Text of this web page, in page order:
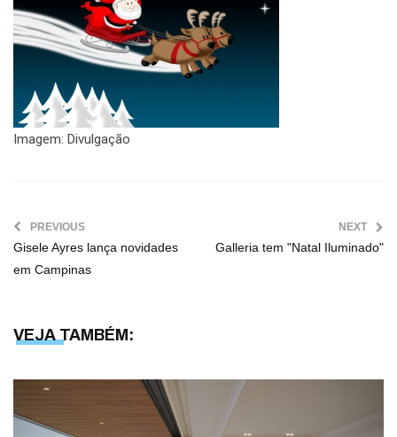
Imagem: Divulgação
PREVIOUS
Gisele Ayres lança novidades
em Campinas
NEXT
Galleria tem "Natal Iluminado"
VEJA TAMBÉM: